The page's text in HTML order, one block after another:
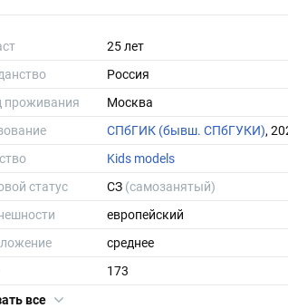
25 лет
Россия
проживания
Москва
СПбГИК (бывш. СПбГУКИ),
Kids models
статус
СЗ (самозанятый)
европейский
среднее
173
все